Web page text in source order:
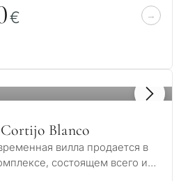
€
Blanco
вилла продается в
состоящем всего из